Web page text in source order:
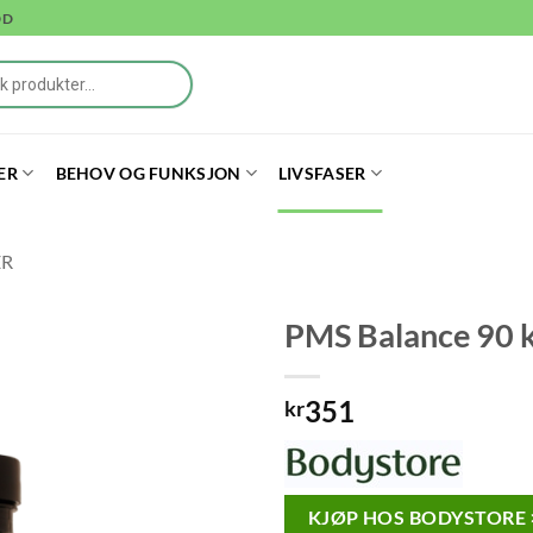
BEHOV OG FUNKSJON LIVSFASER
PMS Balance 90
kr351
KJØP HOS BODYSTORE